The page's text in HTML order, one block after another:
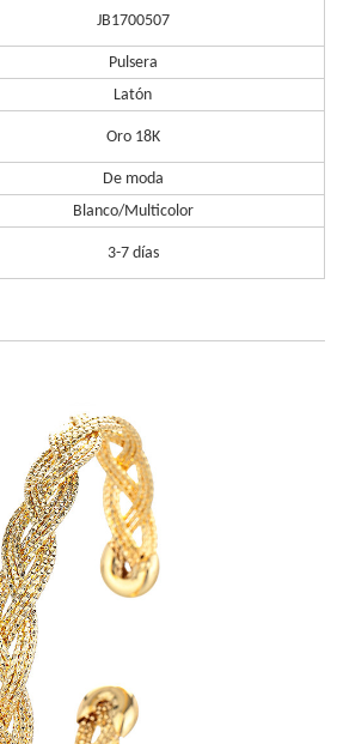
JB1700507
Pulsera
Latón
Oro 18K
De moda
Blanco/Multicolor
3-7 días